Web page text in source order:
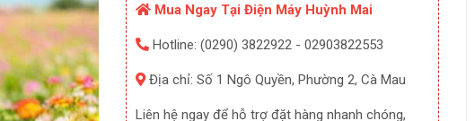
Mua Ngay Tại Điện Máy Huỳnh Mai
Hotline: (0290) 3822922 - 02903822553
Địa chỉ: Số 1 Ngô Quyền, Phường 2, Cà Mau
Liên hệ ngay để hỗ trợ đặt hàng nhanh chóng,